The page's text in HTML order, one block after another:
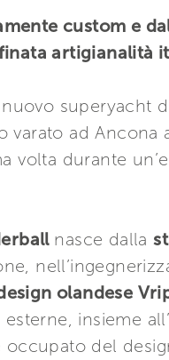
custom e
artigianalità
superyacht
varato ad Ancona
volta durante
nasce dalla
olandese
insieme
occupato del